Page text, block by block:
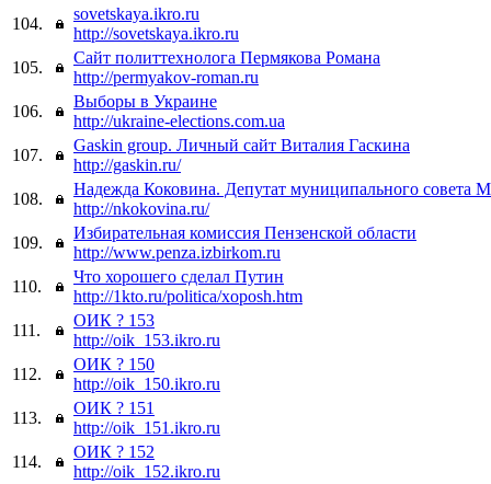
104.
sovetskaya.ikro.ru
http://sovetskaya.ikro.ru
105.
Сайт политтехнолога Пермякова Романа
http://permyakov-roman.ru
106.
Выборы в Украине
http://ukraine-elections.com.ua
107.
Gaskin group. Личный сайт Виталия Гаскина
http://gaskin.ru/
108.
Надежда Коковина. Депутат муниципального совета
http://nkokovina.ru/
109.
Избирательная комиссия Пензенской области
http://www.penza.izbirkom.ru
110.
Что хорошего сделал Путин
http://1kto.ru/politica/xoposh.htm
111.
ОИК ? 153
http://oik_153.ikro.ru
112.
ОИК ? 150
http://oik_150.ikro.ru
113.
ОИК ? 151
http://oik_151.ikro.ru
114.
ОИК ? 152
http://oik_152.ikro.ru